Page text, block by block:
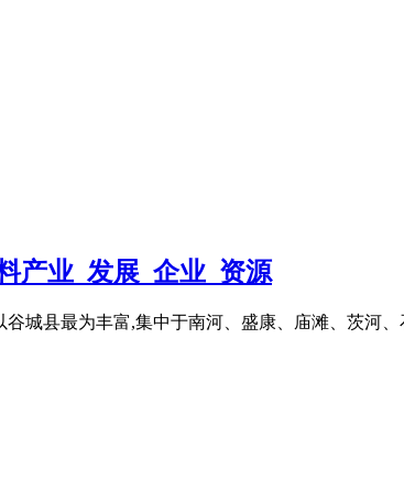
产业_发展_企业_资源
城县最为丰富,集中于南河、盛康、庙滩、茨河